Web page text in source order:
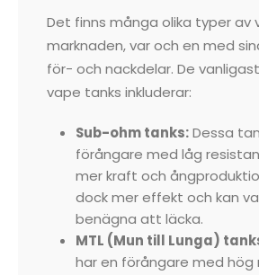
Det finns många olika typer av
marknaden, var och en med
för- och nackdelar. De
vape tanks inkluderar:
Sub-ohm tanks:Dessa
förångare med låg
mer kraft och
dock mer effekt och kan
benägna att läcka.
MTL (Mun till Lunga)
har en förångare med hög